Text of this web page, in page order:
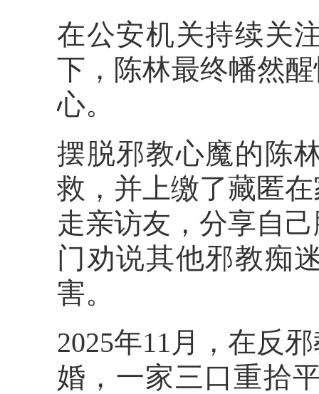
在公安机关持续关
下，陈林最终幡然
心。
摆脱邪教心魔的陈
救，并上缴了藏匿
走亲访友，分享自
门劝说其他邪教痴
害。
2025年11月，在反
婚，一家三口重拾